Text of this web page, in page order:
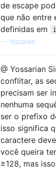
de escape
que não entre
definidas em
— Yossarian
@ Yossarian
conflitar, as
precisam ser
nenhuma
ser o prefixo
isso significa
caractere
você queira
≥128, mas